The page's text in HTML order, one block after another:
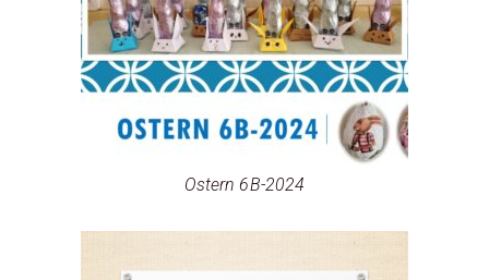
Ostern 6B-2024